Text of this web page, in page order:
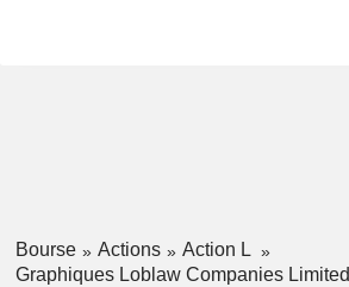
Bourse Actions
Action L
Graphiques Loblaw Companies Limited